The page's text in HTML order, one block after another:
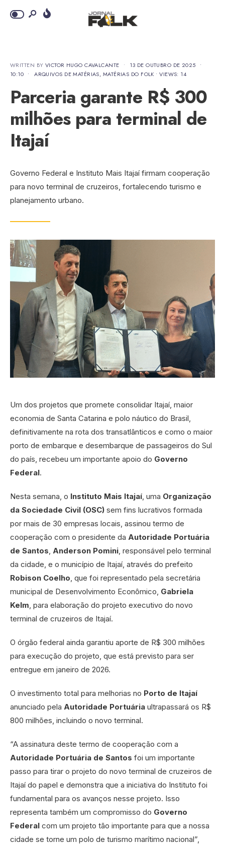
WRITTEN BY VICTOR HUGO CAVALCANTE • 13 DE OUTUBRO DE 2025
•
10:10 • ARQUIVOS DE MATÉRIAS, MATÉRIAS DO FOLK •VIEWS: 14
Parceria garante R$ 300
milhões para terminal de
Itajaí
Governo Federal e Instituto Mais Itajaí firmam cooperação
para novo terminal de cruzeiros, fortalecendo turismo e
planejamento urbano.
Um dos projetos que promete consolidar Itajaí, maior
economia de Santa Catarina e polo náutico do Brasil,
definitivamente na rota dos transatlânticos e como o maior
porto de embarque e desembarque de passageiros do Sul
do país, recebeu um importante apoio do Governo
Federal.
Nesta semana, o Instituto Mais Itajaí , uma Organização
da Sociedade Civil (OSC) sem fins lucrativos formada
por mais de 30 empresas locais, assinou termo de
cooperação com o presidente da Autoridade Portuária
de Santos Anderson Pomini , responsável pelo terminal
da cidade, e o município de Itajaí, através do prefeito
Robison Coelho , que foi representado pela secretária
municipal de Desenvolvimento Econômico, Gabriela
Kelm , para elaboração do projeto executivo do novo
terminal de cruzeiros de Itajaí.
O órgão federal ainda garantiu aporte de R$ 300 milhões
para execução do projeto, que está previsto para ser
entregue em janeiro de 2026.
O investimento total para melhorias no Porto de Itajaí
anunciado pela Autoridade Portuária ultrapassará os R$
800 milhões, incluindo o novo terminal.
“A assinatura deste termo de cooperação com a
Autoridade Portuária de Santos foi um importante
passo para tirar o projeto do novo terminal de cruzeiros de
Itajaí do papel e demonstra que a iniciativa do Instituto foi
fundamental para os avanços nesse projeto. Isso
representa também um compromisso do Governo
Federal com um projeto tão importante para que a nossa
cidade se torne um polo de turismo marítimo nacional”,